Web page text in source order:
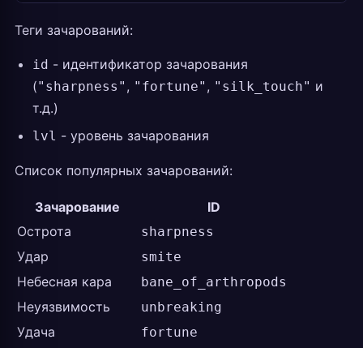
Теги зачарований:
id - идентификатор зачарования
("sharpness" , "fortune" , "silk_touch" и
т.д.)
lvl - уровень зачарования
Список популярных зачарований:
Зачарование
ID
Острота
sharpness
Удар smite
Небесная кара bane_of_arthropods
Неуязвимость unbreaking
Удача fortune